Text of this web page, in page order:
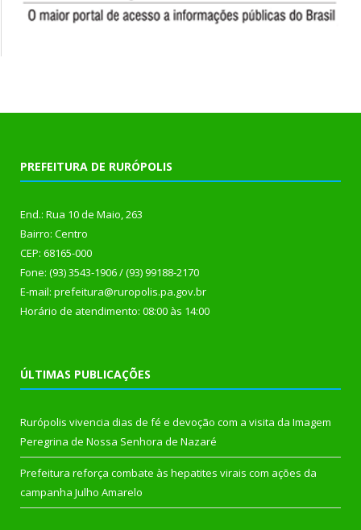
PREFEITURA DE RURÓPOLIS
End.: Rua 10 de Maio, 263
Bairro: Centro
CEP: 68165-000
Fone: (93) 3543-1906 / (93) 99188-2170
E-mail: prefeitura@ruropolis.pa.gov.br
Horário de atendimento: 08:00 às 14:00
ÚLTIMAS PUBLICAÇÕES
Rurópolis vivencia dias de fé e devoção com a visita da Imagem
Peregrina de Nossa Senhora de Nazaré
Prefeitura reforça combate às hepatites virais com ações da
campanha Julho Amarelo